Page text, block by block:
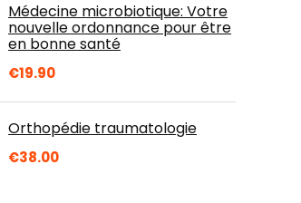
Médecine microbiotique: Votre
nouvelle ordonnance pour être
en bonne santé
€19.90
Orthopédie traumatologie
€38.00